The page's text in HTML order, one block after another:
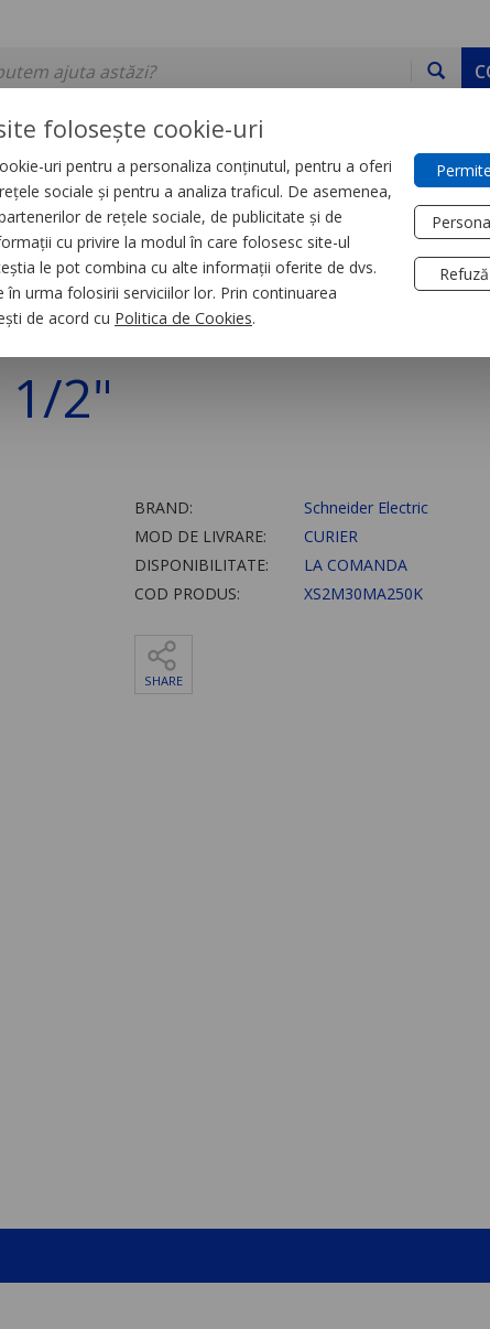
STOC SERVICII DEVINO PARTENER CONTACT
Senzori și sisteme RFID
M30 - L74.7Mm -
1/2"
BRAND:
Schneider Electric
MOD DE LIVRARE:
CURIER
DISPONIBILITATE:
LA COMANDA
COD PRODUS:
XS2M30MA250K
SHARE
folosește cookie-uri
uri pentru a personaliza conținutul, pentru a oferi
sociale și pentru a analiza traficul. De asemenea,
de rețele sociale, de publicitate și de
cu privire la modul în care folosesc site-ul
le pot combina cu alte informații oferite de dvs.
în urma folosirii serviciilor lor. Prin continuarea
de acord cu Politica de Cookies.